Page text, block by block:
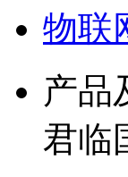
物联
产品
君临